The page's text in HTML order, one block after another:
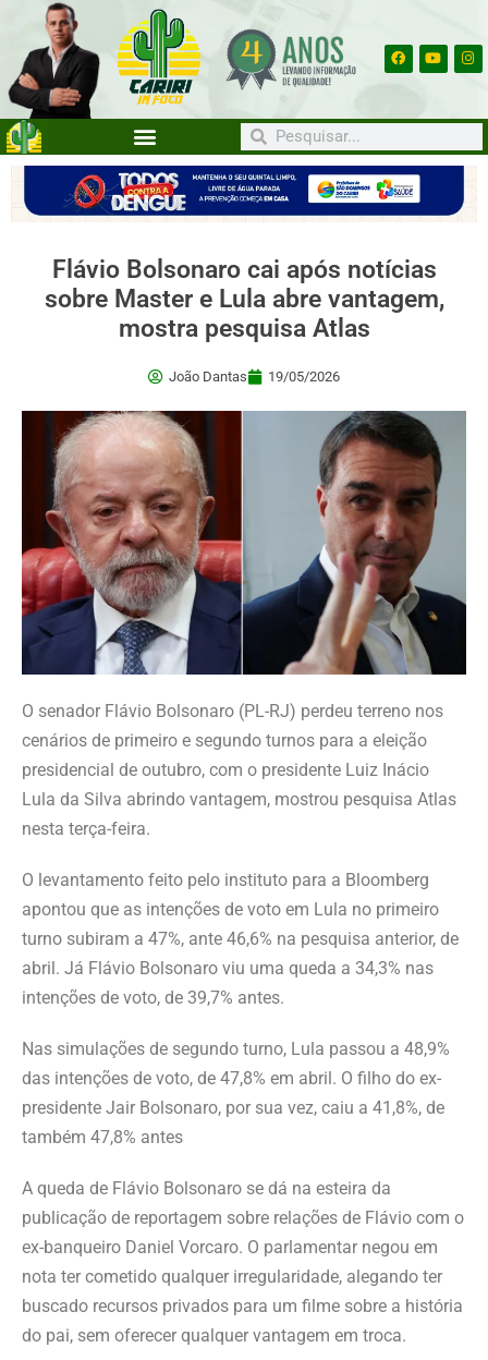
Flávio Bolsonaro cai após notícias
sobre Master e Lula abre vantagem,
mostra pesquisa Atlas
João Dantas 19/05/2026
O senador Flávio Bolsonaro (PL-RJ) perdeu terreno nos
cenários de primeiro ​e segundo turnos para a ​eleição
presidencial de outubro, com o presidente Luiz Inácio
Lula da Silva abrindo vantagem, mostrou pesquisa Atlas
nesta terça-feira.
O ​levantamento feito ⁠pelo instituto ​para a Bloomberg
apontou que as ⁠intenções de voto em Lula ​no primeiro
turno subiram a 47%, ante 46,6% na pesquisa anterior, de
abril. Já ‌Flávio Bolsonaro viu uma queda ‌a ​34,3% nas
intenções de voto, de 39,7% antes.
Nas simulações de segundo turno, Lula passou a 48,9%
‌das intenções de voto, de 47,8% em abril. O filho do ex-
presidente Jair Bolsonaro, por sua vez, caiu a 41,8%, de
também 47,8% antes
A queda de Flávio Bolsonaro se dá na esteira da
publicação de reportagem sobre relações de Flávio com o
‌ex-banqueiro Daniel Vorcaro. O parlamentar negou em
nota ter cometido qualquer irregularidade, alegando ter
buscado ​recursos privados para um filme sobre a história
do pai, sem ‌oferecer qualquer vantagem em troca.